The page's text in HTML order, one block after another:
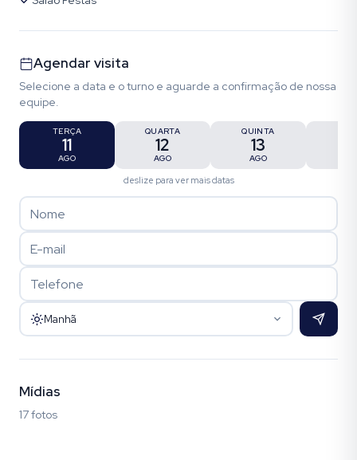
Agendar visita
Selecione a data e o turno e aguarde a confirmação de nossa
equipe.
TERÇA
11
AGO
QUARTA
12
AGO
QUINTA
13
AGO
deslize para ver mais datas
Manhã
Mídias
17 fotos